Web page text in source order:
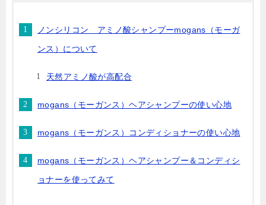
ノンシリコン アミノ酸シャンプーmogans（モーガ
ンス）について
天然アミノ酸が高配合
mogans（モーガンス）ヘアシャンプーの使い心地
mogans（モーガンス）コンディショナーの使い心地
mogans（モーガンス）ヘアシャンプー＆コンディシ
ョナーを使ってみて